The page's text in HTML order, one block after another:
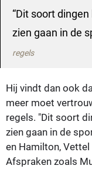
Dit soort
zien gaan in de
regels
Hij vindt dan ook
meer moet
regels. "Dit soort
zien gaan in de
en Hamilton,
Afspraken zoals